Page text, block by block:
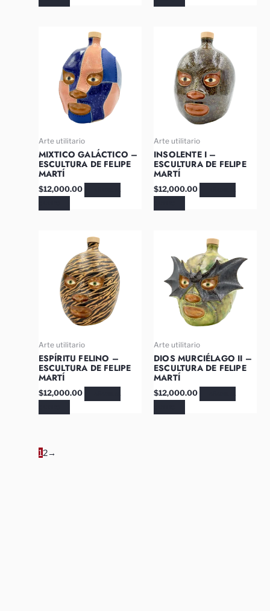
Arte utilitario
MIXTICO GALÁCTICO –
ESCULTURA DE FELIPE
MARTÍ
$12,000.00
Arte utilitario
INSOLENTE I –
ESCULTURA DE FELIPE
MARTÍ
$12,000.00
Arte utilitario
ESPÍRITU FELINO –
ESCULTURA DE FELIPE
MARTÍ
$12,000.00
Arte utilitario
DIOS MURCIÉLAGO II –
ESCULTURA DE FELIPE
MARTÍ
$12,000.00
12→